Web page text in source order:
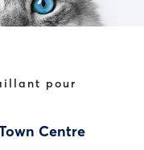
pour
Centre